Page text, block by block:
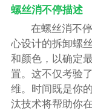
螺丝消不停描述
在螺丝消不
心设计的拆卸螺
和颜色，以确定
置。这不仅考验
维。时间既是你
汰技术将帮助你